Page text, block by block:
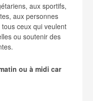
aux sportifs,
aux personnes
ceux qui veulent
ou soutenir des
ou à midi car